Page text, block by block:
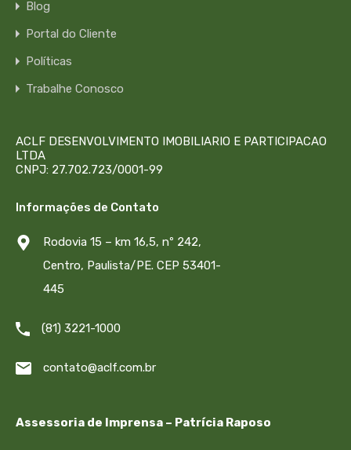
Blog
Portal do Cliente
Políticas
Trabalhe Conosco
ACLF DESENVOLVIMENTO IMOBILIARIO E PARTICIPACAO
LTDA
CNPJ: 27.702.723/0001-99
Informações de Contato
Rodovia 15 – km 16,5, nº 242,
Centro, Paulista/PE. CEP 53401-
445
(81) 3221-1000
contato@aclf.com.br
Assessoria de Imprensa – Patrícia Raposo